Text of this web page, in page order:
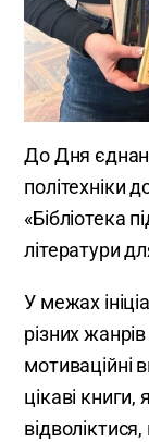
До Дня
політехніки
«Бібліотека
літератури
У межах
різних
мотиваційні
цікаві